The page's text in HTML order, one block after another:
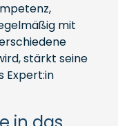
mit
stärkt seine
Expert:in